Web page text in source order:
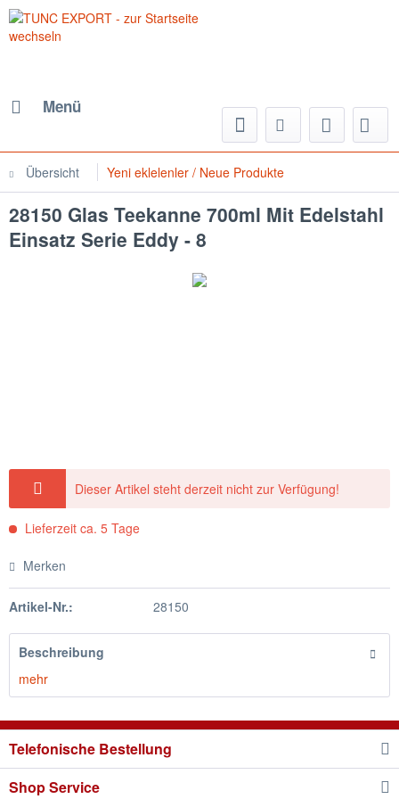
Menü
Übersicht Yeni eklelenler / Neue Produkte
28150 Glas Teekanne 700ml Mit Edelstahl
Einsatz Serie Eddy - 8
Dieser Artikel steht derzeit nicht zur Verfügung!
Lieferzeit ca. 5 Tage
Merken
Artikel-Nr.: 28150
Beschreibung
mehr
Telefonische Bestellung
Shop Service